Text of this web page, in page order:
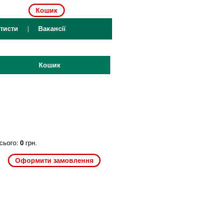
Кошик
| Вакансії
Кошик
0 грн.